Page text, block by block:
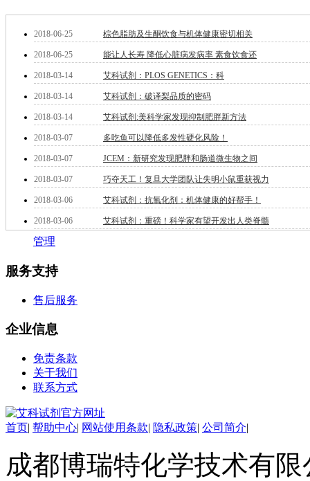
噻吩
筛
试纸
素
钽
碳
铁
烷
温
芴
烯
盐
吲哚
锗
酯
2018-06-25 棕色脂肪及生酮饮食与机体健康密切相关
2018-06-25 能让人长寿 降低心脏病发病率 素食饮食还
2018-03-14 艾科试剂：PLOS GENETICS：科
2018-03-14 艾科试剂：破译梨品质的密码
2018-03-14 艾科试剂:美科学家发现抑制肥胖新方法
2018-03-07 多吃鱼可以降低多发性硬化风险！
2018-03-07 JCEM：新研究发现肥胖和肠道微生物之间
2018-03-07 巧夺天工！复旦大学团队让失明小鼠重获视力
2018-03-06 艾科试剂：抗氧化剂：机体健康的好帮手！
2018-03-06 艾科试剂：重磅！科学家有望开发出人类脊髓
管理
服务支持
售后服务
企业信息
免责条款
关于我们
联系方式
首页| 帮助中心| 网站使用条款| 隐私政策| 公司简介|
成都博瑞特化学技术有